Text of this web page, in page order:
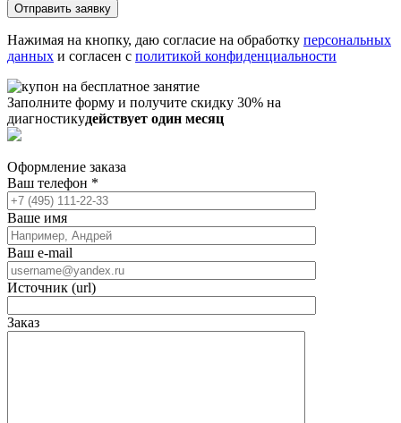
Нажимая на кнопку, даю согласие на обработку персональных
данных и согласен с политикой конфиденциальности
Заполните форму и получите скидку 30% на
диагностикудействует один месяц
Оформление заказа
Ваш телефон *
Ваше имя
Ваш e-mail
Источник (url)
Заказ